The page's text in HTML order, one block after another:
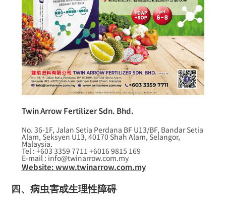
Twin Arrow Fertilizer Sdn. Bhd.
No. 36-1F, Jalan Setia Perdana BF U13/BF, Bandar Setia
Alam, Seksyen U13, 40170 Shah Alam, Selangor,
Malaysia.
Tel : +603 3359 7711 +6016 9815 169
E-mail : info@twinarrow.com.my
Website: www.twinarrow.com.my
四、病虫害或生理性障碍